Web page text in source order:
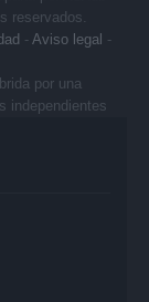
reservados.
- Aviso legal -
por una
independientes